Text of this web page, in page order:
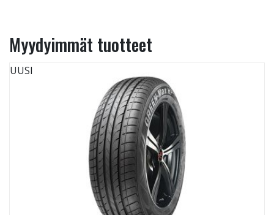
Myydyimmät tuotteet
UUSI